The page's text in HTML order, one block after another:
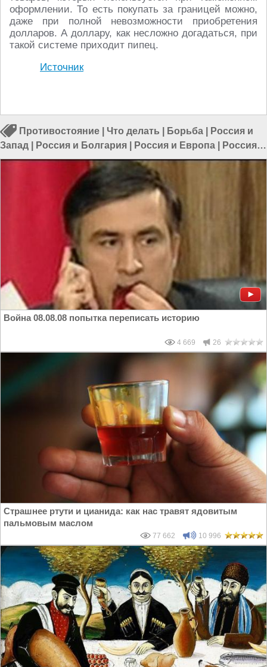
оформлении. То есть покупать за границей можно,
даже при полной невозможности приобретения
долларов. А доллару, как несложно догадаться, при
такой системе приходит пипец.
Источник
Противостояние Что делать Борьба
Россия и
Запад
Россия и Болгария Россия и Европа
Россия и
ЕС
Война 08.08.08 попытка переписать историю
4 669 26
Страшнее ртути и цианида: как нас травят ядовитым
пальмовым маслом
77 662 10 996